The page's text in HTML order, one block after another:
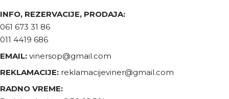
INFO, REZERVACIJE, PRODAJA:
061 673 31 86
011 4419 686
EMAIL: vinersop@gmail.com
REKLAMACIJE: reklamacijeviner@gmail.com
RADNO VREME: